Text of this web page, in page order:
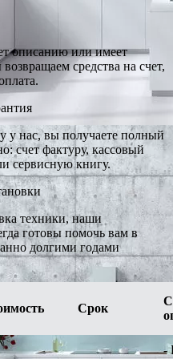
описанию или имеет
средства на счет,
у нас, вы получаете полный
счет фактуру, кассовый
сервисную книгу.
техники, наши
готовы помочь вам в
долгими годами
Срок
-